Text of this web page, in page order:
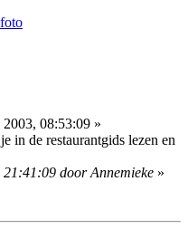
08:53:09 »
in de restaurantgids lezen en
door Annemieke »